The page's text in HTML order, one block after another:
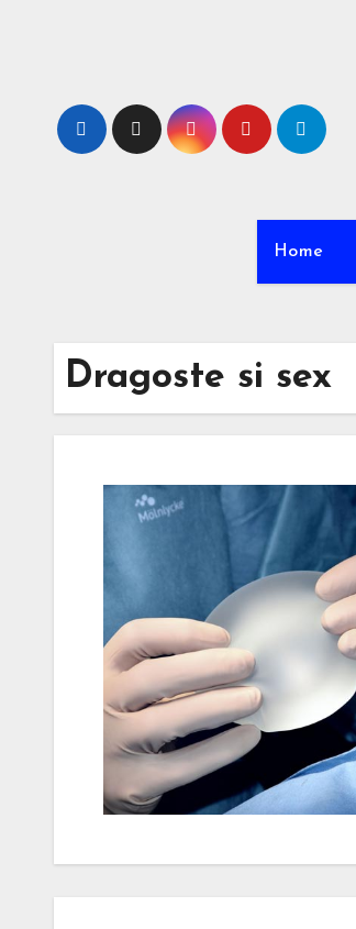
Home
Dragoste si sex